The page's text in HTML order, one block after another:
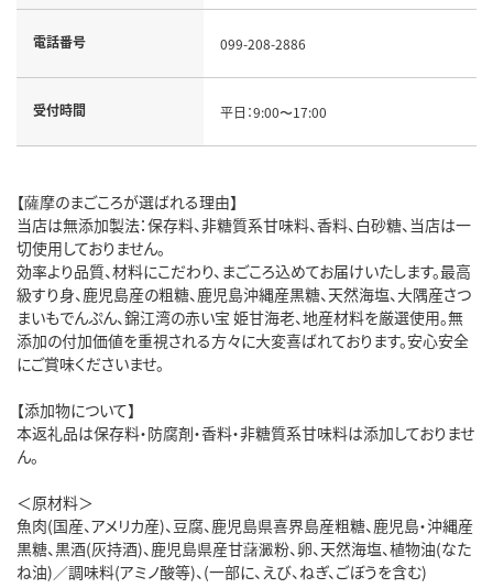
電話番号 099-208-2886
受付時間 平日：9:00〜17:00
【薩摩のまごころが選ばれる理由】
当店は無添加製法：保存料、非糖質系甘味料、香料、白砂糖、当店は一
切使用しておりません。
効率より品質、材料にこだわり、まごころ込めてお届けいたします。最高
級すり身、鹿児島産の粗糖、鹿児島沖縄産黒糖、天然海塩、大隅産さつ
まいもでんぷん、錦江湾の赤い宝 姫甘海老、地産材料を厳選使用。無
添加の付加価値を重視される方々に大変喜ばれております。安心安全
にご賞味くださいませ。
【添加物について】
本返礼品は保存料・防腐剤・香料・非糖質系甘味料は添加しておりませ
ん。
＜原材料＞
魚肉(国産、アメリカ産)、豆腐、鹿児島県喜界島産粗糖、鹿児島・沖縄産
黒糖、黒酒(灰持酒)、鹿児島県産甘藷澱粉、卵、天然海塩、植物油(なた
ね油)／調味料(アミノ酸等)、(一部に、えび、ねぎ、ごぼうを含む)